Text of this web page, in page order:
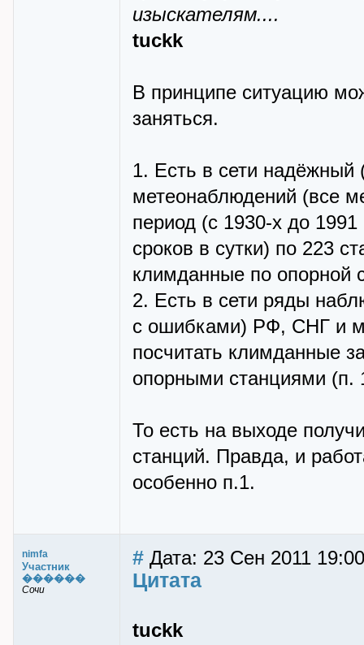
изыскателям....
tuckk
В принципе ситуацию
заняться.
1. Есть в сети надёжный
метеонаблюдений (все
период (с 1930-х до 1991
сроков в сутки) по 223
климданные по опорной
2. Есть в сети ряды
с ошибками) РФ, СНГ и
посчитать климданные
опорными станциями (п.
То есть на выходе
станций. Правда, и
особенно п.1.
nimfa
Участник
������
Сочи
# Дата: 23 Сен 2011 19:00
Цитата
tuckk